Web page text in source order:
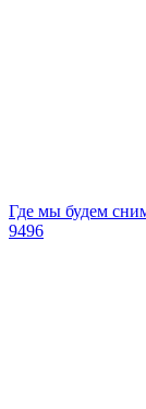
Где мы будем
9496